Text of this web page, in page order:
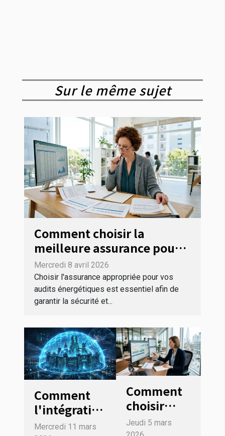
Sur le même sujet
Comment choisir la
meilleure assurance pour
vos audits énergétiques ?
Mercredi 8 avril 2026
Choisir l'assurance appropriée pour vos
audits énergétiques est essentiel afin de
garantir la sécurité et...
Comment
l'intégration
de RC Pro et
Mercredi 11 mars
Comment
choisir
entre
Jeudi 5 mars